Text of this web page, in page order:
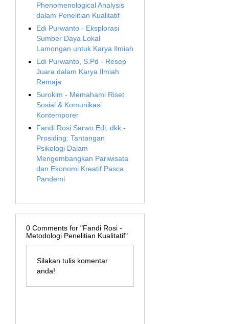
Phenomenological Analysis
dalam Penelitian Kualitatif
Edi Purwanto - Eksplorasi
Sumber Daya Lokal
Lamongan untuk Karya Ilmiah
Edi Purwanto, S.Pd - Resep
Juara dalam Karya Ilmiah
Remaja
Surokim - Memahami Riset
Sosial & Komunikasi
Kontemporer
Fandi Rosi Sarwo Edi, dkk -
Prosiding: Tantangan
Psikologi Dalam
Mengembangkan Pariwisata
dan Ekonomi Kreatif Pasca
Pandemi
0 Comments for "Fandi Rosi -
Metodologi Penelitian Kualitatif"
Silakan tulis komentar
anda!